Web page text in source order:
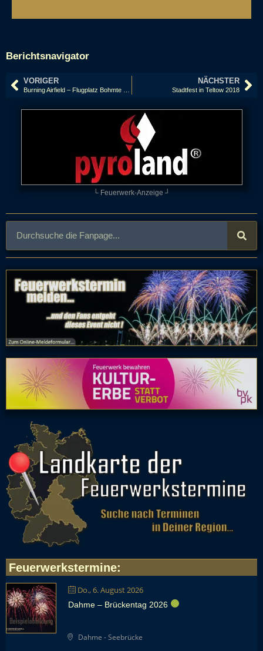
Berichtsnavigator
VORIGER NÄCHSTER
Stadtfest in Teltow 2018
└ Feuerwerk-Anzeige ┘
Feuerwerkstermine:
Do., 6. August 2026
Dahme – Brückentag 2026
Dahme - Seebrücke